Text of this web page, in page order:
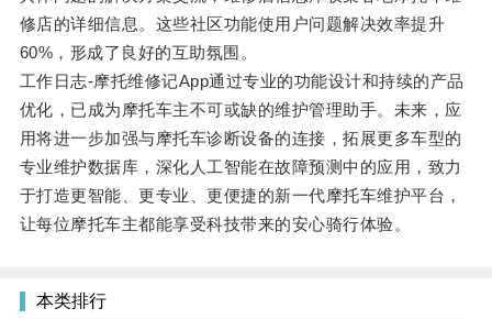
修店的详细信息。这些社区功能使用户问题解决效率提升
60%，形成了良好的互助氛围。
工作日志-摩托维修记App通过专业的功能设计和持续的产品
优化，已成为摩托车主不可或缺的维护管理助手。未来，应
用将进一步加强与摩托车诊断设备的连接，拓展更多车型的
专业维护数据库，深化人工智能在故障预测中的应用，致力
于打造更智能、更专业、更便捷的新一代摩托车维护平台，
让每位摩托车主都能享受科技带来的安心骑行体验。
本类排行